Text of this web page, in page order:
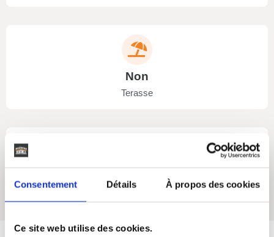
Consentement Détails À propos des cookies
Ce site web utilise des cookies.
Non
Terasse
Oui